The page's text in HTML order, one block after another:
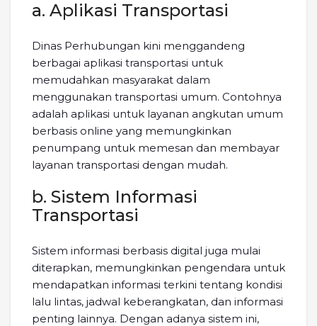
a. Aplikasi Transportasi
Dinas Perhubungan kini menggandeng
berbagai aplikasi transportasi untuk
memudahkan masyarakat dalam
menggunakan transportasi umum. Contohnya
adalah aplikasi untuk layanan angkutan umum
berbasis online yang memungkinkan
penumpang untuk memesan dan membayar
layanan transportasi dengan mudah.
b. Sistem Informasi
Transportasi
Sistem informasi berbasis digital juga mulai
diterapkan, memungkinkan pengendara untuk
mendapatkan informasi terkini tentang kondisi
lalu lintas, jadwal keberangkatan, dan informasi
penting lainnya. Dengan adanya sistem ini,